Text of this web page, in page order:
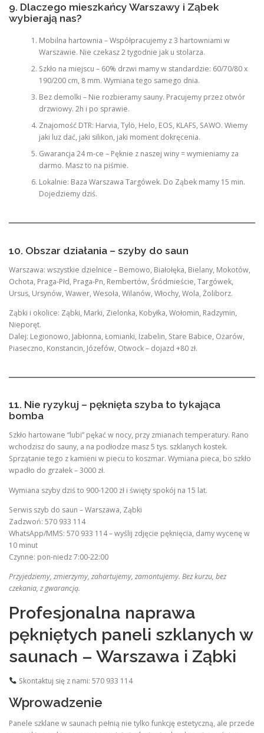
9. Dlaczego mieszkańcy Warszawy i Ząbek
wybierają nas?
Mobilna hartownia – Współpracujemy z 3 hartowniami w
Warszawie. Nie czekasz 2 tygodnie jak u stolarza.
Szkło na miejscu – 60% drzwi mamy w standardzie: 60/70/80 x
190/200 cm, 8 mm. Wymiana tego samego dnia.
Bez demolki – Nie rozbieramy sauny. Pracujemy przez otwór
drzwiowy. 2h i po sprawie.
Znajomość DTR: Harvia, Tylö, Helo, EOS, KLAFS, SAWO. Wiemy
jaki luz dać, jaki silikon, jaki moment dokręcenia.
Gwarancja 24 m-ce – Pęknie z naszej winy = wymieniamy za
darmo. Masz to na piśmie.
Lokalnie: Baza Warszawa Targówek. Do Ząbek mamy 15 min.
Dojedziemy dziś.
10. Obszar działania – szyby do saun
Warszawa: wszystkie dzielnice – Bemowo, Białołęka, Bielany, Mokotów,
Ochota, Praga-Płd, Praga-Pn, Rembertów, Śródmieście, Targówek,
Ursus, Ursynów, Wawer, Wesoła, Wilanów, Włochy, Wola, Żoliborz.
Ząbki i okolice: Ząbki, Marki, Zielonka, Kobyłka, Wołomin, Radzymin,
Nieporęt.
Dalej: Legionowo, Jabłonna, Łomianki, Izabelin, Stare Babice, Ożarów,
Piaseczno, Konstancin, Józefów, Otwock – dojazd +80 zł.
11. Nie ryzykuj – pęknięta szyba to tykająca
bomba
Szkło hartowane “lubi” pękać w nocy, przy zmianach temperatury. Rano
wchodzisz do sauny, a na podłodze masz 5 tys. szklanych kostek.
Sprzątanie tego z kamieni w piecu to koszmar. Wymiana pieca, bo szkło
wpadło do grzałek – 3000 zł.
Wymiana szyby dziś to 900-1200 zł i święty spokój na 15 lat.
Serwis szyb do saun – Warszawa, Ząbki
Zadzwoń: 570 933 114
WhatsApp/MMS: 570 933 114 – wyślij zdjęcie pęknięcia, damy wycenę w
10 minut
Czynne: pon-niedz 7:00-22:00
Przyjedziemy, zmierzymy, zahartujemy, zamontujemy. Bez kurzu, bez
czekania, z gwarancją.
Profesjonalna naprawa
pękniętych paneli szklanych w
saunach – Warszawa i Ząbki
Skontaktuj się z nami: 570 933 114
Wprowadzenie
Panele szklane w saunach pełnią nie tylko funkcję estetyczną, ale przede